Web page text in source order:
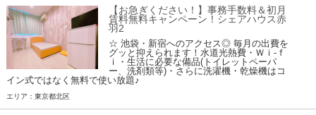
【お急ぎください！】事務手数料＆初月
賃料無料キャンペーン！シェアハウス赤
羽2
☆ 池袋・新宿へのアクセス◎ 毎月の出費を
グッと抑えられます！水道光熱費・Ｗｉ-ｆ
ｉ・生活に必要な備品(トイレットペーパ
ー、洗剤類等)・さらに洗濯機・乾燥機はコ
イン式ではなく無料で使い放題♪
エリア：東京都北区